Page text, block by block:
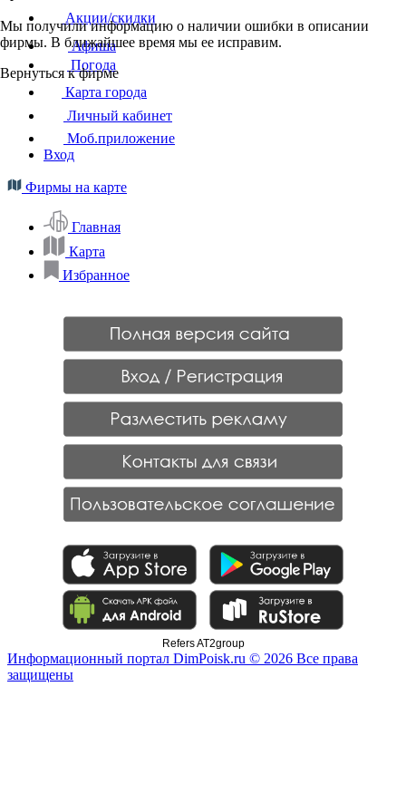
Мы получили информацию о наличии ошибки в описании
фирмы. В ближайшее время мы ее исправим.
Вернуться к фирме
Акции/скидки
Афиша
Погода
Карта города
Личный кабинет
Моб.приложение
Вход
Фирмы на карте
Главная
Карта
Избранное
Refers AT2group
Информационный портал DimPoisk.ru © 2026 Все права
защищены